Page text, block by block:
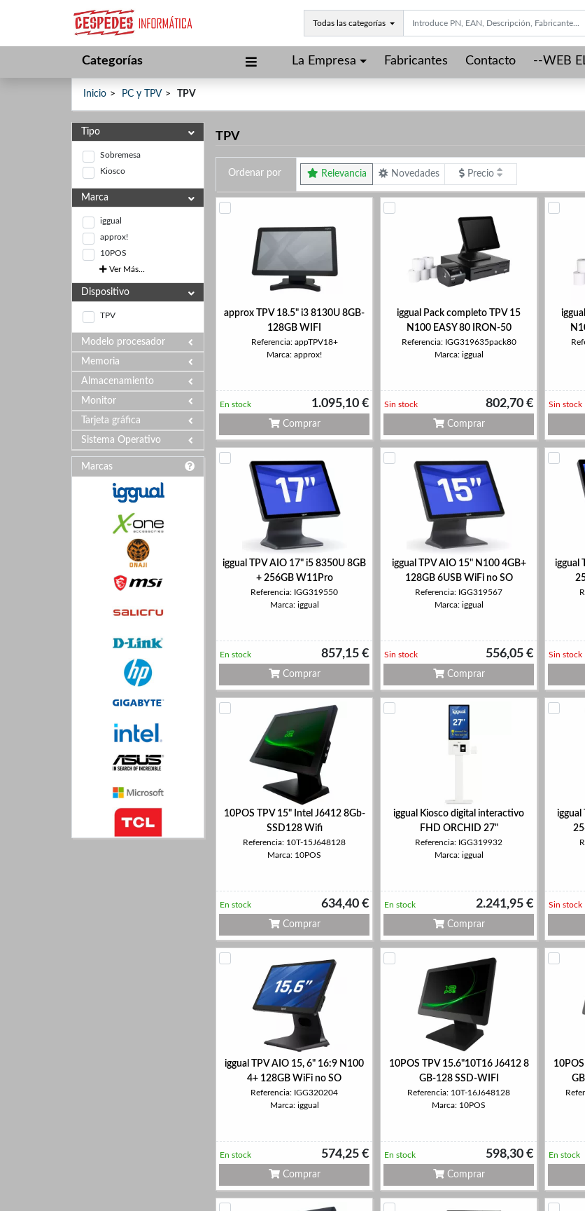
Todas las categorías
Categorías La Empresa Fabricantes Contacto --WEB
Inicio PC y TPV TPV
Tipo
Sobremesa
Kiosco
Marca
iggual
approx!
10POS
Ver Más...
Dispositivo
TPV
Modelo procesador
Memoria
Almacenamiento
Monitor
Tarjeta gráfica
Sistema Operativo
Marcas
TPV
Ordenar por Relevancia Novedades Precio
approx TPV 18.5" i3 8130U 8GB-
128GB WIFI
Referencia: appTPV18+
Marca: approx!
1.095,10 €
En stock
Comprar
iggual Pack completo TPV 15
N100 EASY 80 IRON-50
Referencia: IGG319635pack80
Marca: iggual
802,70 €
Sin stock
Comprar
Sin stock
iggual TPV AIO 17" i5 8350U 8GB
+ 256GB W11Pro
Referencia: IGG319550
Marca: iggual
857,15 €
En stock
Comprar
iggual TPV AIO 15" N100 4GB+
128GB 6USB WiFi no SO
Referencia: IGG319567
Marca: iggual
556,05 €
Sin stock
Comprar
iggual
Sin stock
10POS TPV 15" Intel J6412 8Gb-
SSD128 Wifi
Referencia: 10T-15J648128
Marca: 10POS
634,40 €
En stock
Comprar
iggual Kiosco digital interactivo
FHD ORCHID 27"
Referencia: IGG319932
Marca: iggual
2.241,95 €
En stock
Comprar
iggual
Sin stock
iggual TPV AIO 15, 6" 16:9 N100
4+ 128GB WiFi no SO
Referencia: IGG320204
Marca: iggual
574,25 €
En stock
Comprar
10POS TPV 15.6"10T16 J6412 8
GB-128 SSD-WIFI
Referencia: 10T-16J648128
Marca: 10POS
598,30 €
En stock
Comprar
En stock